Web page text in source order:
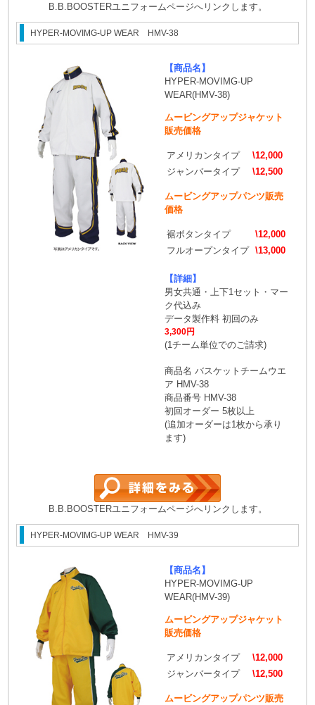
B.B.BOOSTERユニフォームページへリンクします。
HYPER-MOVIMG-UP WEAR HMV-38
【商品名】
HYPER-MOVIMG-UP
WEAR(HMV-38)
ムービングアップジャケット
販売価格
アメリカンタイプ
\12,000
ジャンバータイプ
\12,500
ムービングアップパンツ販売
価格
裾ボタンタイプ
\12,000
フルオープンタイプ \13,000
【詳細】
男女共通・上下1セット・マー
ク代込み
データ製作料 初回のみ
3,300円
(1チーム単位でのご請求)
商品名 バスケットチームウエ
ア HMV-38
商品番号 HMV-38
初回オーダー 5枚以上
(追加オーダーは1枚から承り
ます)
B.B.BOOSTERユニフォームページへリンクします。
HYPER-MOVIMG-UP WEAR HMV-39
【商品名】
HYPER-MOVIMG-UP
WEAR(HMV-39)
ムービングアップジャケット
販売価格
アメリカンタイプ
\12,000
ジャンバータイプ
\12,500
ムービングアップパンツ販売